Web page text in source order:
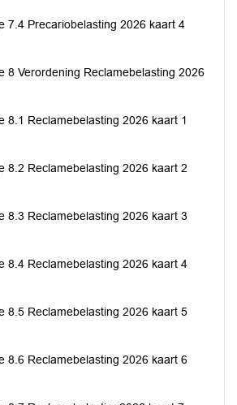
7.4 Precariobelasting 2026 kaart 4
8 Verordening Reclamebelasting 2026
8.1 Reclamebelasting 2026 kaart 1
8.2 Reclamebelasting 2026 kaart 2
8.3 Reclamebelasting 2026 kaart 3
8.4 Reclamebelasting 2026 kaart 4
8.5 Reclamebelasting 2026 kaart 5
8.6 Reclamebelasting 2026 kaart 6